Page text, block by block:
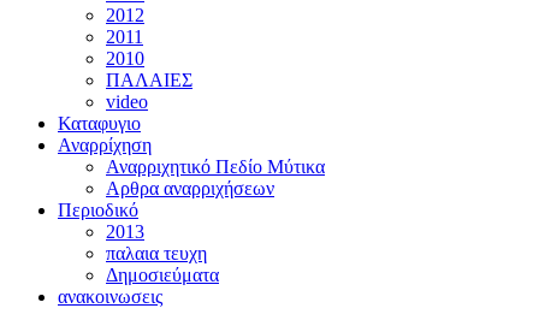
2012
2011
2010
ΠΑΛΑΙΕΣ
video
Καταφυγιο
Αναρρίχηση
Αναρριχητικό Πεδίο Μύτικα
Αρθρα αναρριχήσεων
Περιοδικό
2013
παλαια τευχη
Δημοσιεύματα
ανακοινωσεις